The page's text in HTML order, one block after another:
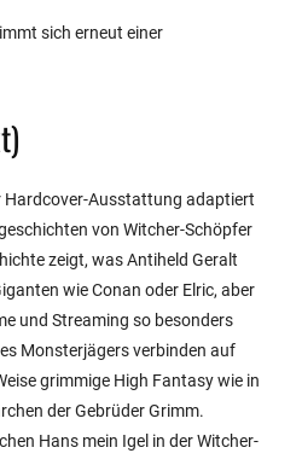
sich erneut einer
Hardcover-Ausstattung adaptiert
von Witcher-Schöpfer
zeigt, was Antiheld Geralt
wie Conan oder Elric, aber
und Streaming so besonders
Monsterjägers verbinden auf
grimmige High Fantasy wie in
der Gebrüder Grimm.
Hans mein Igel in der Witcher-